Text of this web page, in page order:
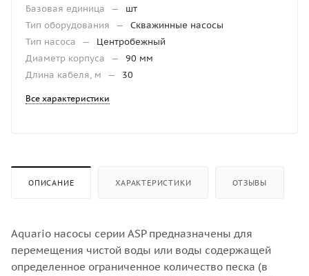
Базовая единица
—
шт
Тип оборудования
—
Скважинные насосы
Тип насоса
—
Центробежный
Диаметр корпуса
—
90 мм
Длина кабеля, м
— 30
Все характеристики
ОПИСАНИЕ ХАРАКТЕРИСТИКИ ОТЗЫВЫ
Aquario насосы серии ASP предназначены для
перемещения чистой воды или воды содержащей
определенное ограниченное количество песка (в